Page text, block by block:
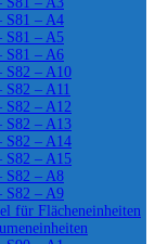
S81 – A4
S81 – A5
S81 – A6
S82 – A10
– A11
S82 – A12
S82 – A13
S82 – A14
S82 – A15
S82 – A8
S82 – A9
für Flächeneinheiten